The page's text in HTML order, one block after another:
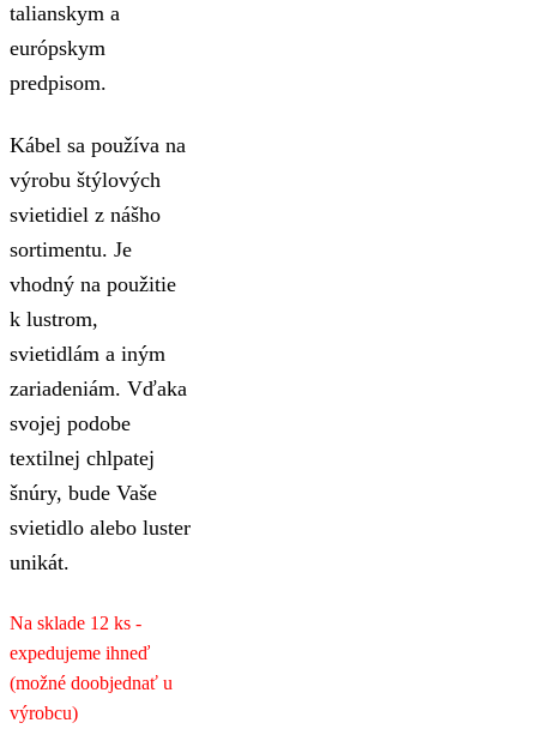
talianskym a
európskym
predpisom.
Kábel sa používa na
výrobu štýlových
svietidiel z nášho
sortimentu. Je
vhodný na použitie
k lustrom,
svietidlám a iným
zariadeniám. Vďaka
svojej podobe
textilnej chlpatej
šnúry, bude Vaše
svietidlo alebo luster
unikát.
Na sklade 12 ks -
expedujeme ihneď
(možné doobjednať u
výrobcu)